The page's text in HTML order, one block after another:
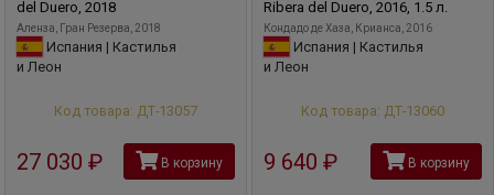
персон, обедов и других официальных мероприятий.
del Duero, 2018
Аленза, Гран Резерва, 2018
Испания | Кастилья
и Леон
Код товара: ДТ-13057
27 030 руб В корзину
Ribera del Duero, 2016, 1.5 л.
Кондадо де Хаза, Крианса, 2016
Испания | Кастилья
и Леон
Код товара: ДТ-13060
9 640 руб В корзину